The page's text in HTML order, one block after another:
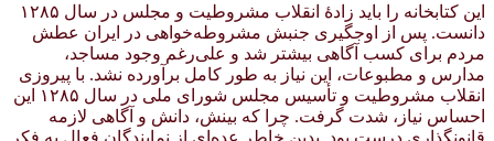
این کتابخانه را باید زادهٔ انقلاب مشروطیت و مجلس در سال ۱۲۸۵
دانست. پس از اوجگیری جنبش مشروطه‌خواهی در ایران عطش
مردم برای کسب آگاهی بیشتر شد و علی‌رغم وجود مساجد،
مدارس و مطبوعات، این نیاز به طور کامل برآورده نشد. با پیروزی
انقلاب مشروطیت و تأسیس مجلس شورای ملی در سال ۱۲۸۵ این
احساس نیاز، شدت گرفت. چرا که بینش، دانش و آگاهی لازمه
قانونگذاری درست بود. بدین خاطر عده‌ای از نمایندگان فعال به فکر